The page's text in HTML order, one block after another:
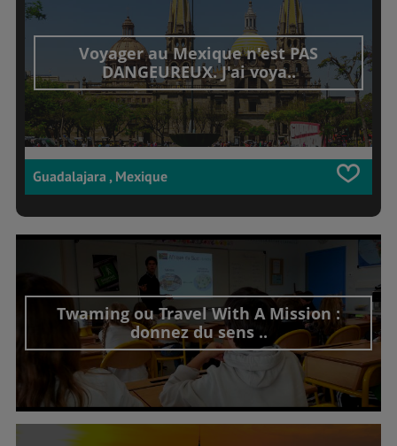
Voyager au Mexique n'est PAS
DANGEUREUX. J'ai voya..
Guadalajara , Mexique
Twaming ou Travel With A Mission :
donnez du sens ..